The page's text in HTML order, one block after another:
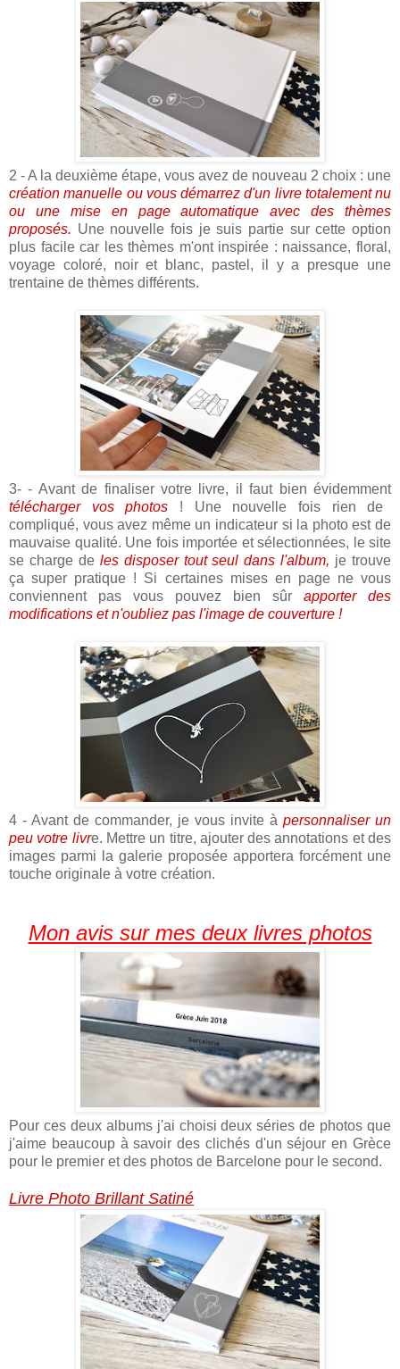
2 - A la deuxième étape, vous avez de nouveau 2 choix : une
création manuelle ou vous démarrez d'un livre totalement nu
ou une mise en page automatique avec des thèmes
proposés. Une nouvelle fois je suis partie sur cette option
plus facile car les thèmes m'ont inspirée : naissance, floral,
voyage coloré, noir et blanc, pastel, il y a presque une
trentaine de thèmes différents.
3- - Avant de finaliser votre livre, il faut bien évidemment
télécharger vos photos ! Une nouvelle fois rien de
compliqué, vous avez même un indicateur si la photo est de
mauvaise qualité. Une fois importée et sélectionnées, le site
se charge deles disposer tout seul dans l'album, je trouve
ça super pratique ! Si certaines mises en page ne vous
conviennent pas vous pouvez bien sûr apporter des
modifications et n'oubliez pas l'image de couverture !
4 - Avant de commander, je vous invite à personnaliser un
peu votre livre. Mettre un titre, ajouter des annotations et des
images parmi la galerie proposée apportera forcément une
touche originale à votre création.
Mon avis sur mes deux livres photos
Pour ces deux albums j'ai choisi deux séries de photos que
j'aime beaucoup à savoir des clichés d'un séjour en Grèce
pour le premier et des photos de Barcelone pour le second.
Livre Photo Brillant Satiné